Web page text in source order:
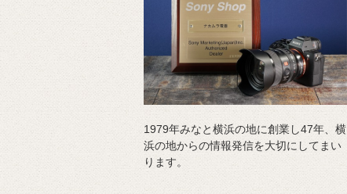
1979年みなと横浜の地に創業し47年、横
浜の地からの情報発信を大切にしてまい
ります。